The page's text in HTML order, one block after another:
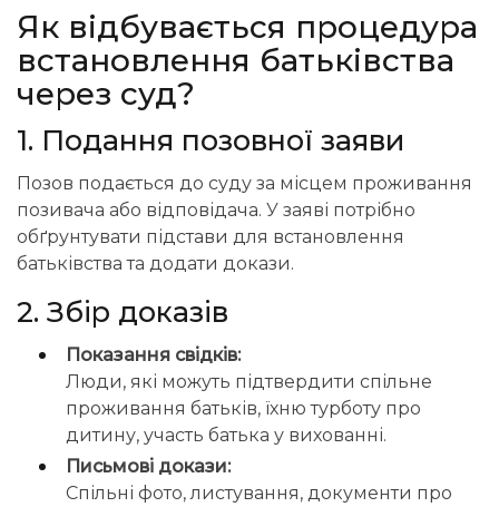
Як відбувається процедура
встановлення батьківства
через суд?
1. Подання позовної заяви
Позов подається до суду за місцем проживання
позивача або відповідача. У заяві потрібно
обґрунтувати підстави для встановлення
батьківства та додати докази.
2. Збір доказів
Показання свідків:
Люди, які можуть підтвердити спільне
проживання батьків, їхню турботу про
дитину, участь батька у вихованні.
Письмові докази:
Спільні фото, листування, документи про